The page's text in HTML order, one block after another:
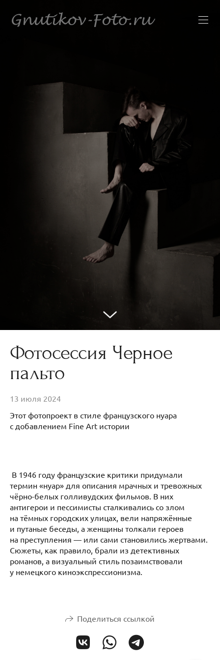
Фотосессия Черное
пальто
13 июля 2024
Этот фотопроект в стиле французского нуара
с добавлением Fine Art истории
В 1946 году французские критики придумали
термин «нуар» для описания мрачных и тревожных
чёрно-белых голливудских фильмов. В них
антигерои и пессимисты сталкивались со злом
на тёмных городских улицах, вели напряжённые
и путаные беседы, а женщины толкали героев
на преступления — или сами становились жертвами.
Сюжеты, как правило, брали из детективных
романов, а визуальный стиль позаимствовали
у немецкого киноэкспрессионизма.
Поделиться ссылкой